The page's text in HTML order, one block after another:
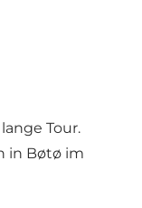
Tour.
in Bøtø im